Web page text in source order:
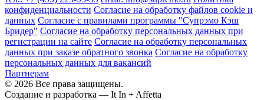
конфиденциальности Согласие на обработку файлов cookie и
данных Согласие с правилами программы "Супрэмо Кэш
Бридер" Согласие на обработку персональных данных при
регистрации на сайте Согласие на обработку персональных
данных при заказе обратного звонка Согласие на обработку
персональных данных для вакансий
Партнерам
© 2026 Все права защищены.
Создание и разработка — It In + Affetta